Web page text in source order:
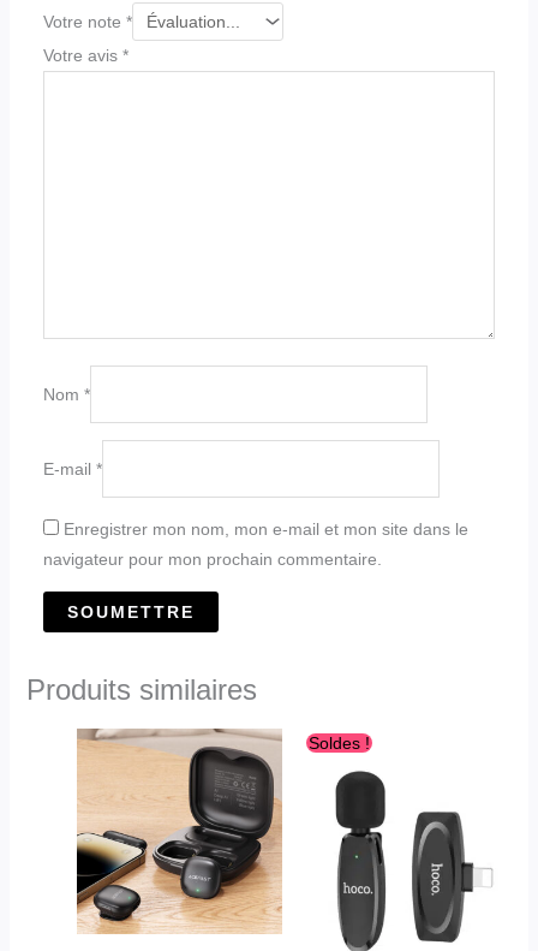
Votre note *
Votre avis *
Nom *
E-mail *
Enregistrer mon nom, mon e-mail et mon site dans le
navigateur pour mon prochain commentaire.
Produits similaires
Soldes !
Le
prix
initial
était :